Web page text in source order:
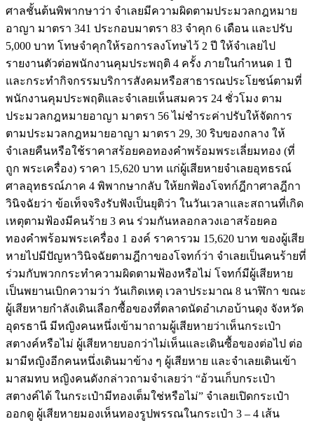
ศาลชั้นต้นพิพากษาว่า จำเลยมีความผิดตามประมวลกฎหมาย
อาญา มาตรา 341 ประกอบมาตรา 83 จำคุก 6 เดือน และปรับ
5,000 บาท โทษจำคุกให้รอการลงโทษไว้ 2 ปี ให้จำเลยไป
รายงานตัวต่อพนักงานคุมประพฤติ 4 ครั้ง ภายในกำหนด 1 ปี
และกระทำกิจกรรมบริการสังคมหรือสาธารณประโยชน์ตามที่
พนักงานคุมประพฤติและจำเลยเห็นสมควร 24 ชั่วโมง ตาม
ประมวลกฎหมายอาญา มาตรา 56 ไม่ชำระค่าปรับให้จัดการ
ตามประมวลกฎหมายอาญา มาตรา 29, 30 ริบของกลาง ให้
จำเลยคืนหรือใช้ราคาสร้อยคอทองคำพร้อมพระเลี่ยมทอง (ที่
ถูก พระเครื่อง) ราคา 15,620 บาท แก่ผู้เสียหายจำเลยอุทธรณ์
ศาลอุทธรณ์ภาค 4 พิพากษากลับ ให้ยกฟ้องโจทก์ฎีกาศาลฎีกา
วินิจฉัยว่า ข้อเท็จจริงรับฟังเป็นยุติว่า ในวันเวลาและสถานที่เกิด
เหตุตามฟ้องมีคนร้าย 3 คน ร่วมกันหลอกลวงเอาสร้อยคอ
ทองคำพร้อมพระเครื่อง 1 องค์ ราคารวม 15,620 บาท ของผู้เสีย
หายไปมีปัญหาวินิจฉัยตามฎีกาของโจทก์ว่า จำเลยเป็นคนร้ายที่
ร่วมกับพวกกระทำความผิดตามฟ้องหรือไม่ โจทก์มีผู้เสียหาย
เป็นพยานเบิกความว่า วันเกิดเหตุ เวลาประมาณ 8 นาฬิกา ขณะ
ผู้เสียหายกำลังเดินเลือกซื้อของที่ตลาดนัดอำเภอบ้านดุง จังหวัด
อุดรธานี มีหญิงคนหนึ่งเข้ามาถามผู้เสียหายว่าเห็นกระเป๋า
สตางค์หรือไม่ ผู้เสียหายบอกว่าไม่เห็นและเดินซื้อของต่อไป ต่อ
มามีหญิงอีกคนหนึ่งเดินมาข้าง ๆ ผู้เสียหาย และจำเลยเดินเข้า
มาสมทบ หญิงคนดังกล่าวถามจำเลยว่า “อ้วนเก็บกระเป๋า
สตางค์ได้ ในกระเป๋ามีทองเต็มใช่หรือไม่” จำเลยเปิดกระเป๋า
ออกดู ผู้เสียหายมองเห็นทองรูปพรรณในกระเป๋า 3 – 4 เส้น